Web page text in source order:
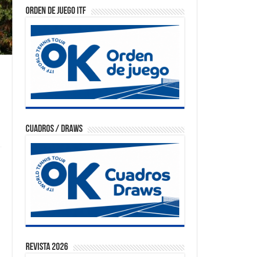
Orden de Juego ITF
Cuadros / Draws
Revista 2026